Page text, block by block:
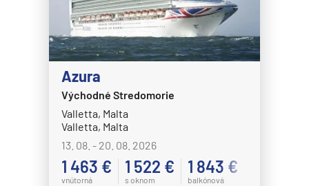
Azura
Východné Stredomorie
Valletta, Malta
Valletta, Malta
13. 08. - 20. 08. 2026
1 463 €
vnútorná
1 522 €
s oknom
1 843 €
balkónová